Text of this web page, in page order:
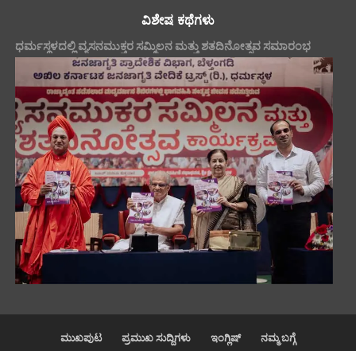
ವಿಶೇಷ ಕಥೆಗಳು
ಧರ್ಮಸ್ಥಳದಲ್ಲಿ ವ್ಯಸನಮುಕ್ತರ ಸಮ್ಮಿಲನ ಮತ್ತು ಶತದಿನೋತ್ಸವ ಸಮಾರಂಭ
ಮುಖಪುಟ ಪ್ರಮುಖ ಸುದ್ದಿಗಳು ಇಂಗ್ಲಿಷ್ ನಮ್ಮ ಬಗ್ಗೆ